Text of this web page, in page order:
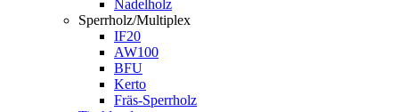
Nadelholz
Sperrholz/Multiplex
IF20
AW100
BFU
Kerto
Fräs-Sperrholz